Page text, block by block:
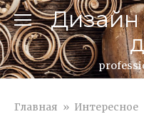
Перейти
к
контенту
Главная » Интересное